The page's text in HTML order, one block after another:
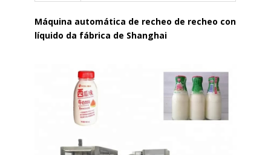
Máquina automática de recheo de recheo con
líquido da fábrica de Shanghai